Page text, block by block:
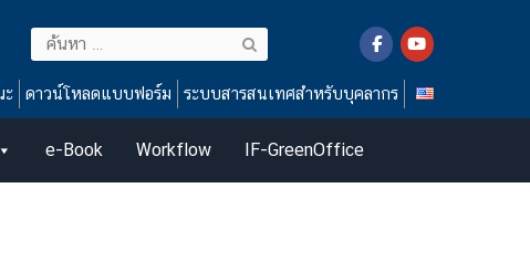
ค้นหา
สำหรับ:
ะ ดาวน์โหลดแบบฟอร์ม ระบบสารสนเทศสำหรับบุคลากร
e-Book Workflow IF-GreenOffice